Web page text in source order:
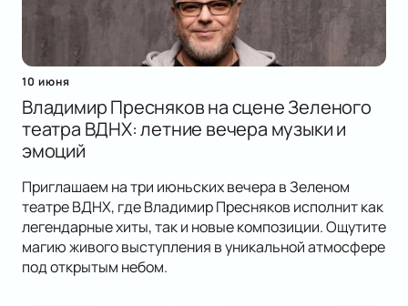
10 июня
Владимир Пресняков на сцене Зеленого
театра ВДНХ: летние вечера музыки и
эмоций
Приглашаем на три июньских вечера в Зеленом
театре ВДНХ, где Владимир Пресняков исполнит как
легендарные хиты, так и новые композиции. Ощутите
магию живого выступления в уникальной атмосфере
под открытым небом.